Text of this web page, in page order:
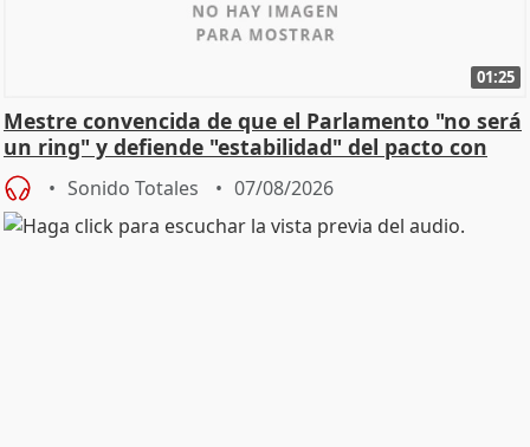
01:25
Mestre convencida de que el Parlamento "no será
un ring" y defiende "estabilidad" del pacto con
Vox
Sonido Totales 07/08/2026